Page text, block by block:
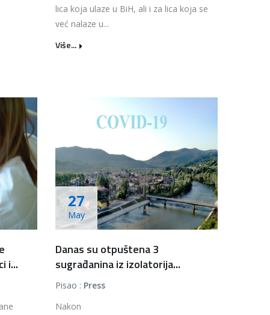
lica koja ulaze u BiH, ali i za lica koja se
već nalaze u...
Više...
i...
27
May
Danas su otpuštena 3
sugrađanina iz izolatorija...
Pisao : Press
Nakon